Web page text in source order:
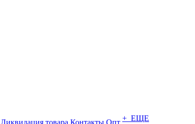
Ликвидация товара Контакты Опт + ЕЩЕ